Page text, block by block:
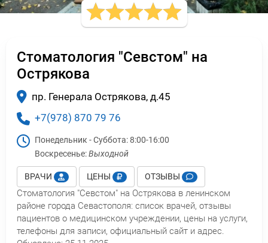
Стоматология "Севстом" на
Острякова
пр. Генерала Острякова, д.45
+7(978) 870 79 76
Понедельник - Суббота:8:00-16:00
Воскресенье:Выходной
ВРАЧИ ЦЕНЫ ОТЗЫВЫ
Стоматология "Севстом" на Острякова в ленинском
районе города Севастополя: список врачей, отзывы
пациентов о медицинском учреждении, цены на услуги,
телефоны для записи, официальный сайт и адрес.